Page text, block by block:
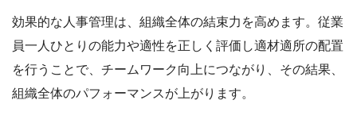
効果的な人事管理は、組織全体の結束力を高めます。従業
員一人ひとりの能力や適性を正しく評価し適材適所の配置
を行うことで、チームワーク向上につながり、その結果、
組織全体のパフォーマンスが上がります。